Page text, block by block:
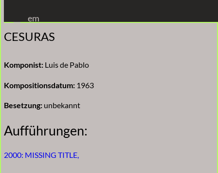
Inhalt
springen
em
CESURAS
Komponist: Luis de Pablo
Kompositionsdatum: 1963
Besetzung: unbekannt
Aufführungen:
2000: MISSING TITLE,